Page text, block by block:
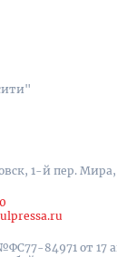
1-й пер.
84971 от 17